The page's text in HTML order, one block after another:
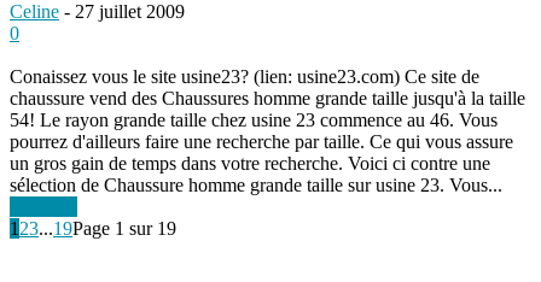
Celine - 27 juillet 2009
0
Conaissez vous le site usine23? (lien: usine23.com) Ce site de
chaussure vend des Chaussures homme grande taille jusqu'à la taille
54! Le rayon grande taille chez usine 23 commence au 46. Vous
pourrez d'ailleurs faire une recherche par taille. Ce qui vous assure
un gros gain de temps dans votre recherche. Voici ci contre une
sélection de Chaussure homme grande taille sur usine 23. Vous...
1 23...19Page 1 sur 19